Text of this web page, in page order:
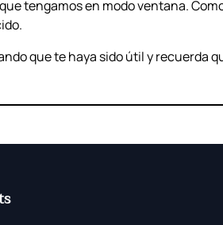
tengamos en modo ventana.
que te haya sido útil y recuerda